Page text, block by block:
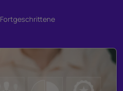
Fortgeschrittene